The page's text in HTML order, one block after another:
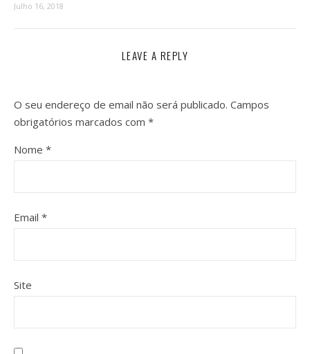
Julho 16, 2018
LEAVE A REPLY
O seu endereço de email não será publicado. Campos
obrigatórios marcados com *
Nome *
Email *
Site